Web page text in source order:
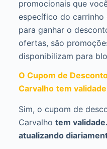
promocionais que
específico do
para ganhar o
ofertas, são
disponibilizam para
O Cupom de
Carvalho tem
Sim, o cupom de
Carvalho tem
atualizando